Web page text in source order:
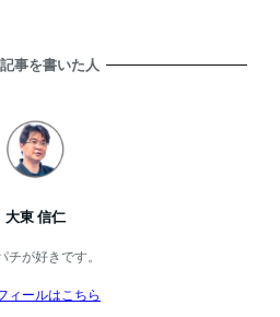
事を書いた人
大東 信仁
チが好きです。
ィールはこちら